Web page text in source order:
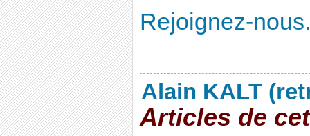
Rejoignez-nous.
Alain KALT
Articles de